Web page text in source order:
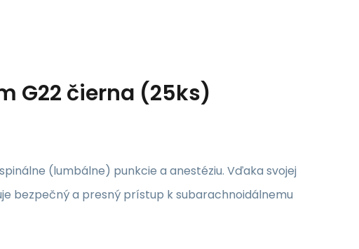
G22 čierna (25ks)
(lumbálne) punkcie a anestéziu. Vďaka svojej
bezpečný a presný prístup k subarachnoidálnemu